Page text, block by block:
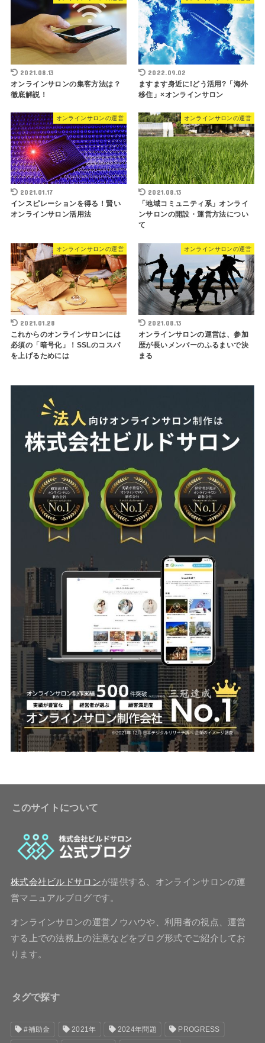
2021.08.13
オンラインサロンの集客方法は？
徹底解説！
2022.09.02
ますます身近に!どう活用?「海外
移住」×オンラインサロン
オンラインサロンの運営
2021.01.17
インスピレーションを得る！賢い
オンラインサロン活用法
オンラインサロンの運営
2021.08.13
「地域コミュニティ系」オンライ
ンサロンの開設・運営方法につい
て
オンラインサロンの運営
2021.01.28
これからのオンラインサロンには
必須の「暗号化」！SSLのコスパ
を上げるためには
オンラインサロンの運営
2021.08.13
オンラインサロンの運営は、参加
歴が長いメンバーのふるまいで決
まる
このサイトについて
株式会社ビルドサロンが提供する、オンラインサロンの運
営マニュアルブログです。
オンラインサロンの運営ノウハウや、利用者の視点、運営
する上での法務上の注意などをブログ形式でご紹介してお
ります。
タグで探す
#補助金 2021年 2024年問題 PROGRESS